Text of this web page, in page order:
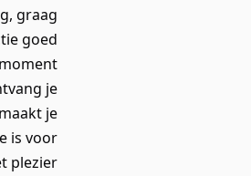
graag
goed
je
je
is voor
plezier